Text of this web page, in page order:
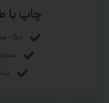
چاپ با
۵۰+ محصول قابل چاپ